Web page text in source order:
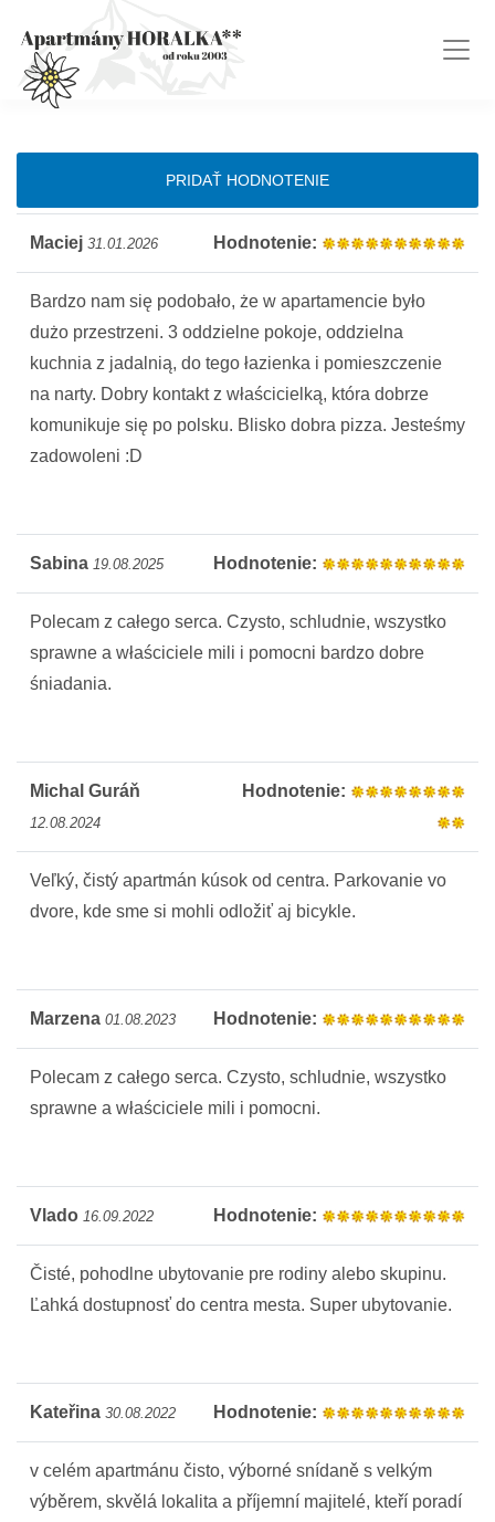
PRIDAŤ HODNOTENIE
Maciej 31.01.2026 Hodnotenie:
Bardzo nam się podobało, że w apartamencie było
dużo przestrzeni. 3 oddzielne pokoje, oddzielna
kuchnia z jadalnią, do tego łazienka i pomieszczenie
na narty. Dobry kontakt z właścicielką, która dobrze
komunikuje się po polsku. Blisko dobra pizza. Jesteśmy
zadowoleni :D
Sabina 19.08.2025 Hodnotenie:
Polecam z całego serca. Czysto, schludnie, wszystko
sprawne a właściciele mili i pomocni bardzo dobre
śniadania.
Michal Guráň
12.08.2024
Hodnotenie:
Veľký, čistý apartmán kúsok od centra. Parkovanie vo
dvore, kde sme si mohli odložiť aj bicykle.
Marzena 01.08.2023 Hodnotenie:
Polecam z całego serca. Czysto, schludnie, wszystko
sprawne a właściciele mili i pomocni.
Vlado 16.09.2022 Hodnotenie:
Čisté, pohodlne ubytovanie pre rodiny alebo skupinu.
Ľahká dostupnosť do centra mesta. Super ubytovanie.
Kateřina 30.08.2022 Hodnotenie:
v celém apartmánu čisto, výborné snídaně s velkým
výběrem, skvělá lokalita a příjemní majitelé, kteří poradí